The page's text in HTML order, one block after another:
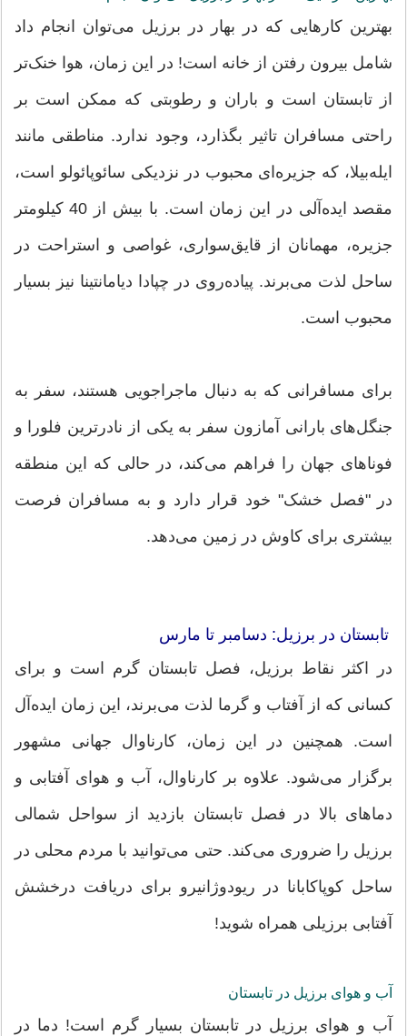
بهترین کارهایی که در بهار در برزیل می‌توان انجام داد
شامل بیرون رفتن از خانه است! در این زمان، هوا خنک‌تر
از تابستان است و باران و رطوبتی که ممکن است بر
راحتی مسافران تاثیر بگذارد، وجود ندارد. مناطقی مانند
ایله‌بیلا، که جزیره‌ای محبوب در نزدیکی سائوپائولو است،
مقصد ایده‌آلی در این زمان است. با بیش از 40 کیلومتر
جزیره، مهمانان از قایق‌سواری، غواصی و استراحت در
ساحل لذت می‌برند. پیاده‌روی در چپادا دیامانتینا نیز بسیار
محبوب است.
برای مسافرانی که به دنبال ماجراجویی هستند، سفر به
جنگل‌های بارانی آمازون سفر به یکی از نادرترین فلورا و
فوناهای جهان را فراهم می‌کند، در حالی که این منطقه
در "فصل خشک" خود قرار دارد و به مسافران فرصت
بیشتری برای کاوش در زمین می‌دهد.
تابستان در برزیل: دسامبر تا مارس
در اکثر نقاط برزیل، فصل تابستان گرم است و برای
کسانی که از آفتاب و گرما لذت می‌برند، این زمان ایده‌آل
است. همچنین در این زمان، کارناوال جهانی مشهور
برگزار می‌شود. علاوه بر کارناوال، آب و هوای آفتابی و
دماهای بالا در فصل تابستان بازدید از سواحل شمالی
برزیل را ضروری می‌کند. حتی می‌توانید با مردم محلی در
ساحل کوپاکابانا در ریودوژانیرو برای دریافت درخشش
آفتابی برزیلی همراه شوید!
آب و هوای برزیل در تابستان
آب و هوای برزیل در تابستان بسیار گرم است! دما در